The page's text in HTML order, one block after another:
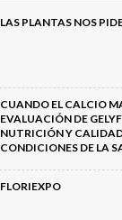
LAS PLANTAS NOS
CUANDO EL CALCIO
EVALUACIÓN DE
NUTRICIÓN Y
CONDICIONES DE LA
FLORIEXPO